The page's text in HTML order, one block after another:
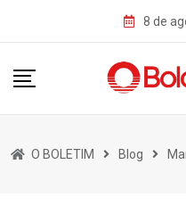
8 de
O BOLETIM Blog